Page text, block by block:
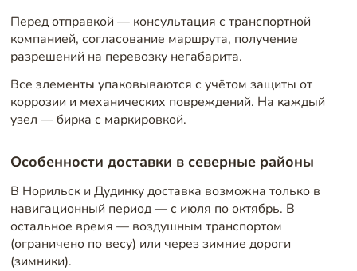
Перед отправкой — консультация с транспортной
компанией, согласование маршрута, получение
разрешений на перевозку негабарита.
Все элементы упаковываются с учётом защиты от
коррозии и механических повреждений. На каждый
узел — бирка с маркировкой.
Особенности доставки в северные районы
В Норильск и Дудинку доставка возможна только в
навигационный период — с июля по октябрь. В
остальное время — воздушным транспортом
(ограничено по весу) или через зимние дороги
(зимники).